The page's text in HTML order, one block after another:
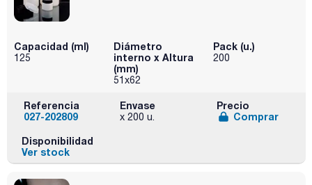
Capacidad (ml)
125
Diámetro
interno x Altura
(mm)
51x62
Pack (u.)
200
Referencia
027-202809
Envase
x 200 u.
Precio
Comprar
Disponibilidad
Ver stock